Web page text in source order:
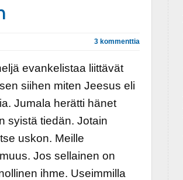
3 kommenttia
evankelistaa liittävät
siihen miten Jeesus eli
Jumala herätti hänet
syistä tiedän. Jotain
uskon. Meille
Jos sellainen on
ihme. Useimmilla